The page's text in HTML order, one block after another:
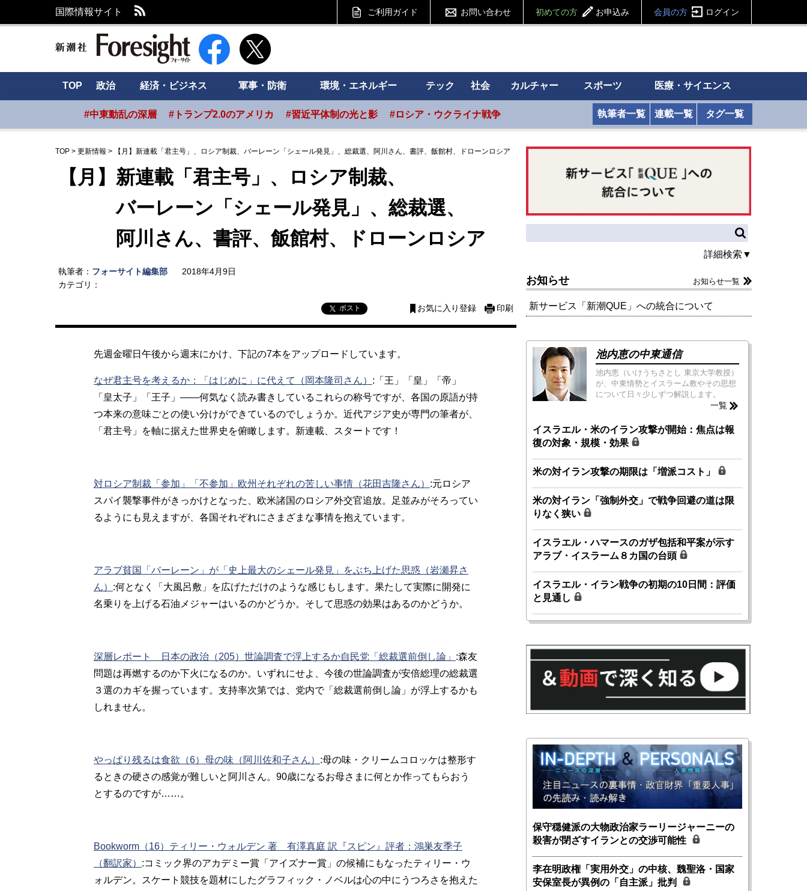
国際情報サイト ご利用ガイド お問い合わせ 初めての方 お申込み 会員の方 ログイン
新潮社 Foresight フォーサイト
TOP 政治 経済・ビジネス 軍事・防衛 環境・エネルギー テック 社会 カルチャー スポーツ 医療・サイエンス
#中東動乱の深層 #トランプ2.0のアメリカ #習近平体制の光と影 #ロシア・ウクライナ戦争 執筆者一覧 連載一覧 タグ一覧
TOP > 更新情報 > 【月】新連載「君主号」、ロシア制裁、バーレーン「シェール発見」、総裁選、阿川さん、書評、飯館村、ドローンロシア
【月】新連載「君主号」、ロシア制裁、
バーレーン「シェール発見」、総裁選、
阿川さん、書評、飯館村、ドローンロシア
執筆者： フォーサイト編集部
2018年4月9日
カテゴリ：
ポスト お気に入り登録 印刷
先週金曜日午後から週末にかけ、下記の7本をアップロードしています。
なぜ君主号を考えるか：「はじめに」に代えて（岡本隆司さん） :「王」「皇」「帝」
「皇太子」「王子」――何気なく読み書きしているこれらの称号ですが、各国の原語が持
つ本来の意味ごとの使い分けができているのでしょうか。近代アジア史が専門の筆者が、
「君主号」を軸に据えた世界史を俯瞰します。新連載、スタートです！
対ロシア制裁「参加」「不参加」欧州それぞれの苦しい事情（花田吉隆さん） :元ロシア
スパイ襲撃事件がきっかけとなった、欧米諸国のロシア外交官追放。足並みがそろってい
るようにも見えますが、各国それぞれにさまざまな事情を抱えています。
アラブ貧国「バーレーン」が「史上最大のシェール発見」をぶち上げた思惑（岩瀬昇さ
ん） :何となく「大風呂敷」を広げただけのような感じもします。果たして実際に開発に
名乗りを上げる石油メジャーはいるのかどうか。そして思惑の効果はあるのかどうか。
深層レポート 日本の政治（205）世論調査で浮上するか自民党「総裁選前倒し論」 :森友
問題は再燃するのか下火になるのか。いずれにせよ、今後の世論調査が安倍総理の総裁選
３選のカギを握っています。支持率次第では、党内で「総裁選前倒し論」が浮上するかも
しれません。
やっぱり残るは食欲（6）母の味（阿川佐和子さん） :母の味・クリームコロッケは整形す
るときの硬さの感覚が難しいと阿川さん。90歳になるお母さまに何とか作ってもらおう
とするのですが……。
Bookworm（16）ティリー・ウォルデン 著 有澤真庭 訳『スピン』評者：鴻巣友季子
（翻訳家） :コミック界のアカデミー賞「アイズナー賞」の候補にもなったティリー・ウ
ォルデン。スケート競技を題材にしたグラフィック・ノベルは心の中にうつろさを抱えた
詳細検索▼
お知らせ お知らせ一覧
新サービス「新潮QUE」への統合について
池内恵の中東通信
池内恵（いけうちさとし 東京大学教授）
が、中東情勢とイスラーム教やその思想
について日々少しずつ解説します。
一覧
イスラエル・米のイラン攻撃が開始：焦点は報
復の対象・規模・効果
米の対イラン攻撃の期限は「増派コスト」
米の対イラン「強制外交」で戦争回避の道は限
りなく狭い
イスラエル・ハマースのガザ包括和平案が示す
アラブ・イスラーム８カ国の台頭
イスラエル・イラン戦争の初期の10日間：評価
と見通し
保守穏健派の大物政治家ラーリージャーニーの
殺害が閉ざすイランとの交渉可能性
李在明政権「実用外交」の中核、魏聖洛・国家
安保室長が異例の「自主派」批判